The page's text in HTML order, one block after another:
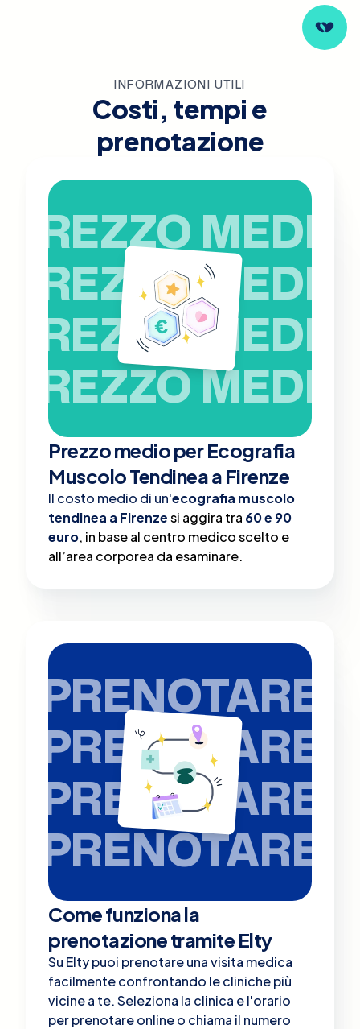
INFORMAZIONI UTILI
Costi, tempi e
prenotazione
PREZZO MEDIO
PREZZO MEDIO
PREZZO MEDIO
PREZZO MEDIO
Prezzo medio per Ecografia
Muscolo Tendinea a Firenze
Il costo medio di un'ecografia muscolo
tendinea a Firenzesi aggira tra 60 e 90
euro, in base al centro medico scelto e
all’area corporea da esaminare.
PRENOTARE
PRENOTARE
PRENOTARE
PRENOTARE
Come funziona la
prenotazione tramite Elty
Su Elty puoi prenotare una visita medica
facilmente confrontando le cliniche più
vicine a te. Seleziona la clinica e l'orario
per prenotare online o chiama il numero